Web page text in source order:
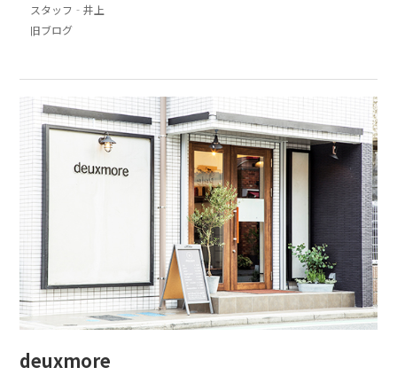
スタッフ‐井上
旧ブログ
deuxmore